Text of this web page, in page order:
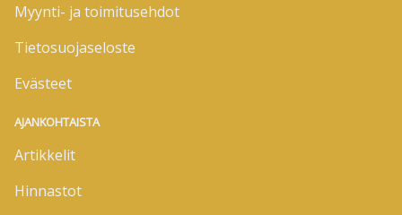
Myynti- ja toimitusehdot
Tietosuojaseloste
Evästeet
AJANKOHTAISTA
Artikkelit
Hinnastot